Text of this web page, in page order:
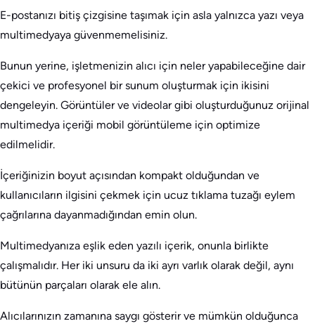
E-postanızı bitiş çizgisine taşımak için asla yalnızca yazı veya
multimedyaya güvenmemelisiniz.
Bunun yerine, işletmenizin alıcı için neler yapabileceğine dair
çekici ve profesyonel bir sunum oluşturmak için ikisini
dengeleyin. Görüntüler ve videolar gibi oluşturduğunuz orijinal
multimedya içeriği mobil görüntüleme için optimize
edilmelidir.
İçeriğinizin boyut açısından kompakt olduğundan ve
kullanıcıların ilgisini çekmek için ucuz tıklama tuzağı eylem
çağrılarına dayanmadığından emin olun.
Multimedyanıza eşlik eden yazılı içerik, onunla birlikte
çalışmalıdır. Her iki unsuru da iki ayrı varlık olarak değil, aynı
bütünün parçaları olarak ele alın.
Alıcılarınızın zamanına saygı gösterir ve mümkün olduğunca